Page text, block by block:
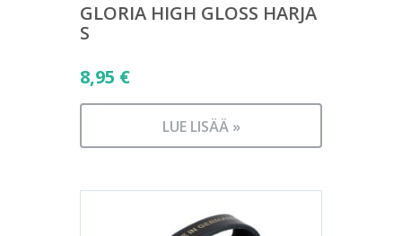
GLORIA HIGH GLOSS HARJA
S
8,95 €
LUE LISÄÄ »